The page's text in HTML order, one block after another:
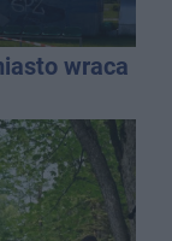
wraca